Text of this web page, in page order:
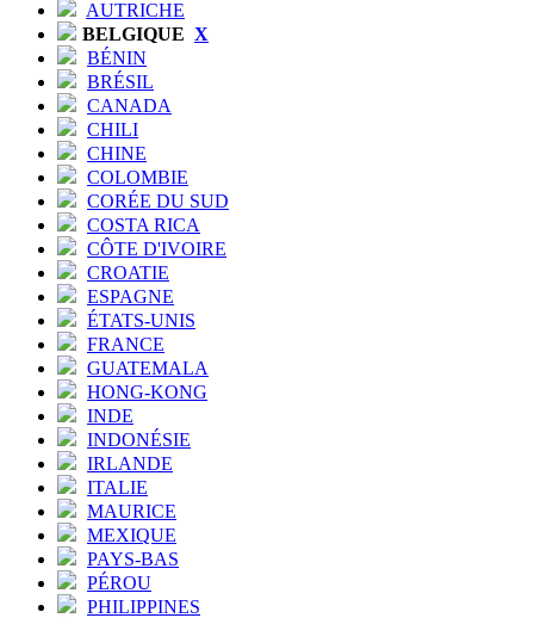
AUTRICHE
BELGIQUE X
BÉNIN
BRÉSIL
CANADA
CHILI
CHINE
COLOMBIE
CORÉE DU SUD
COSTA RICA
CÔTE D'IVOIRE
CROATIE
ESPAGNE
ÉTATS-UNIS
FRANCE
GUATEMALA
HONG-KONG
INDE
INDONÉSIE
IRLANDE
ITALIE
MAURICE
MEXIQUE
PAYS-BAS
PÉROU
PHILIPPINES